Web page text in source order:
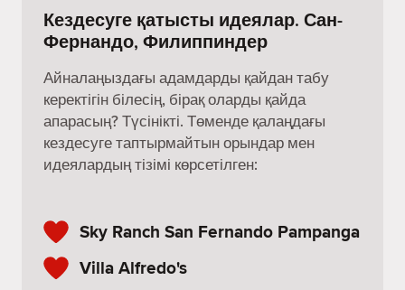
Кездесуге қатысты идеялар. Сан-
Фернандо, Филиппиндер
Айналаңыздағы адамдарды қайдан табу
керектігін білесің, бірақ оларды қайда
апарасың? Түсінікті. Төменде қалаңдағы
кездесуге таптырмайтын орындар мен
идеялардың тізімі көрсетілген:
Sky Ranch San Fernando Pampanga
Villa Alfredo's